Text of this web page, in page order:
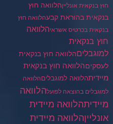
חוץ בנקאית אונלייןהלוואה חוץ
בנקאית בהוראת קבעהלוואה חוץ
בנקאית בכרטיס אשראיהלוואה
חוץ בנקאית
למוגבליםהלוואה חוץ בנקאית
לעסקיםהלוואה חוץ בנקאית
מיידיתהלוואה למוגבליםהלוואה
למוגבלים בהוצאה לפועלהלוואה
מיידיתהלוואה מיידית
אונלייןהלוואה מיידית